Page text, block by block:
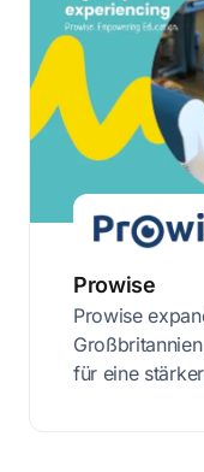
Prowise
Prowise
für eine